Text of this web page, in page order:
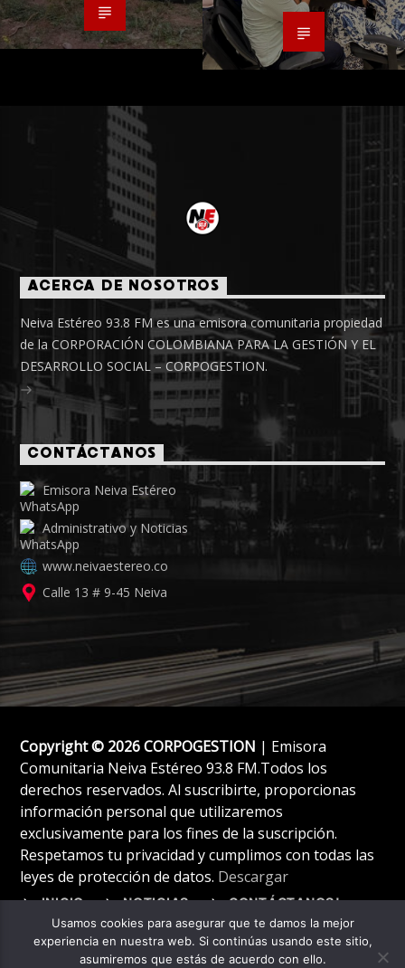
ACERCA DE NOSOTROS
Neiva Estéreo 93.8 FM es una emisora comunitaria propiedad
de la CORPORACIÓN COLOMBIANA PARA LA GESTIÓN Y EL
DESARROLLO SOCIAL – CORPOGESTION.
CONTÁCTANOS
Emisora Neiva Estéreo
Administrativo y Noticias
www.neivaestereo.co
Calle 13 # 9-45 Neiva
Copyright © 2026 CORPOGESTION | Emisora
Comunitaria Neiva Estéreo 93.8 FM.Todos los
derechos reservados. Al suscribirte, proporcionas
información personal que utilizaremos
exclusivamente para los fines de la suscripción.
Respetamos tu privacidad y cumplimos con todas las
leyes de protección de datos. Descargar
INICIO NOTICIAS CONTÁCTANOS!
Usamos cookies para asegurar que te damos la mejor
experiencia en nuestra web. Si continúas usando este sitio,
asumiremos que estás de acuerdo con ello.